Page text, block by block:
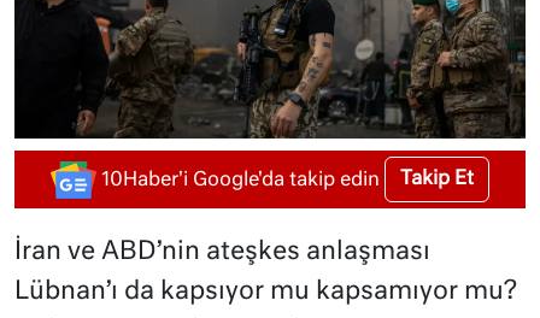
10Haber'i Google'da takip edin Takip Et
İran ve ABD’nin ateşkes anlaşması
Lübnan’ı da kapsıyor mu kapsamıyor mu?